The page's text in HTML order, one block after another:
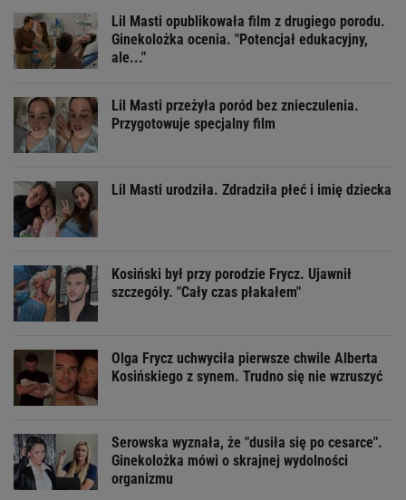
Lil Masti opublikowała film z drugiego porodu.
Ginekolożka ocenia. "Potencjał edukacyjny,
ale..."
Lil Masti przeżyła poród bez znieczulenia.
Przygotowuje specjalny film
Lil Masti urodziła. Zdradziła płeć i imię dziecka
Kosiński był przy porodzie Frycz. Ujawnił
szczegóły. "Cały czas płakałem"
Olga Frycz uchwyciła pierwsze chwile Alberta
Kosińskiego z synem. Trudno się nie wzruszyć
Serowska wyznała, że "dusiła się po cesarce".
Ginekolożka mówi o skrajnej wydolności
organizmu